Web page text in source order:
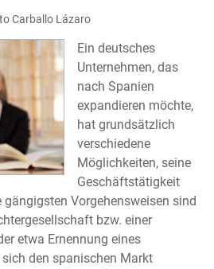
Carballo Lázaro
Ein deutsches
Unternehmen, das
nach Spanien
expandieren möchte,
hat grundsätzlich
verschiedene
Möglichkeiten, seine
Geschäftstätigkeit
Vorgehensweisen sind
bzw. einer
etwa Ernennung eines
sich den spanischen Markt